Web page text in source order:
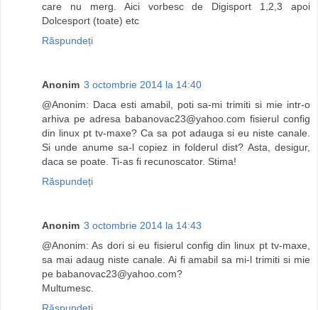
care nu merg. Aici vorbesc de Digisport 1,2,3 apoi
Dolcesport (toate) etc
Răspundeți
Anonim 3 octombrie 2014 la 14:40
@Anonim: Daca esti amabil, poti sa-mi trimiti si mie intr-o
arhiva pe adresa babanovac23@yahoo.com fisierul config
din linux pt tv-maxe? Ca sa pot adauga si eu niste canale.
Si unde anume sa-l copiez in folderul dist? Asta, desigur,
daca se poate. Ti-as fi recunoscator. Stima!
Răspundeți
Anonim 3 octombrie 2014 la 14:43
@Anonim: As dori si eu fisierul config din linux pt tv-maxe,
sa mai adaug niste canale. Ai fi amabil sa mi-l trimiti si mie
pe babanovac23@yahoo.com?
Multumesc.